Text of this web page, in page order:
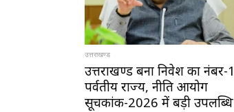
उत्तराखण्ड
उत्तराखण्ड बना निवेश का नंबर-1
पर्वतीय राज्य, नीति आयोग
सूचकांक-2026 में बड़ी उपलब्धि